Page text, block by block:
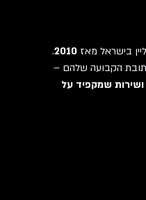
בישראל מאז2010
.
הקבועה שלהם –
שמקפיד על